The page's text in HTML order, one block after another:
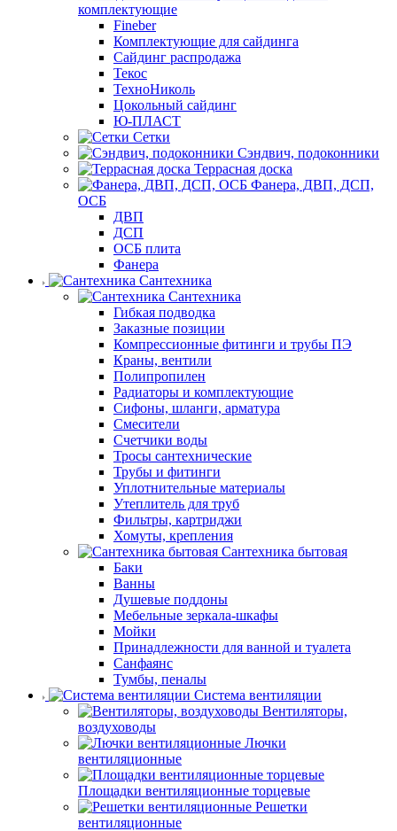
комплектующие
Fineber
Комплектующие для сайдинга
Сайдинг распродажа
Текос
ТехноНиколь
Цокольный сайдинг
Ю-ПЛАСТ
Сетки
Сэндвич, подоконники
Террасная доска
Фанера, ДВП, ДСП,
ОСБ
ДВП
ДСП
ОСБ плита
Фанера
Сантехника
Сантехника
Гибкая подводка
Заказные позиции
Компрессионные фитинги и трубы ПЭ
Краны, вентили
Полипропилен
Радиаторы и комплектующие
Сифоны, шланги, арматура
Смесители
Счетчики воды
Тросы сантехнические
Трубы и фитинги
Уплотнительные материалы
Утеплитель для труб
Фильтры, картриджи
Хомуты, крепления
Сантехника бытовая
Баки
Ванны
Душевые поддоны
Мебельные зеркала-шкафы
Мойки
Принадлежности для ванной и туалета
Санфаянс
Тумбы, пеналы
Система вентиляции
Вентиляторы,
воздуховоды
Лючки
вентиляционные
Площадки вентиляционные торцевые
Решетки
вентиляционные